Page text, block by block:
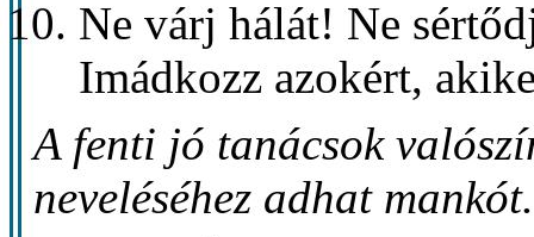
Ne várj hálát! Ne
Imádkozz azokért,
A fenti jó tanácsok
neveléséhez adhat mankót.